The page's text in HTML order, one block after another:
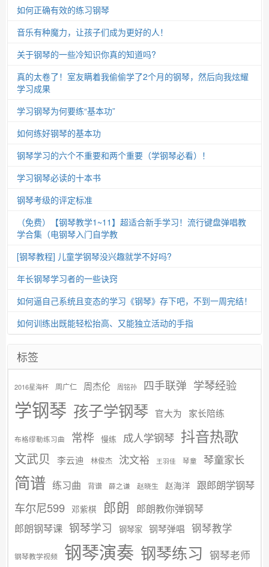
如何正确有效的练习钢琴
音乐有种魔力，让孩子们成为更好的人！
关于钢琴的一些冷知识你真的知道吗?
真的太卷了！室友瞒着我偷偷学了2个月的钢琴，然后向我炫耀
学习成果
学习钢琴为何要练“基本功”
如何练好钢琴的基本功
钢琴学习的六个不重要和两个重要（学钢琴必看）！
学习钢琴必读的十本书
钢琴考级的评定标准
（免费）【钢琴教学1~11】超适合新手学习！流行键盘弹唱教
学合集（电钢琴入门自学教
[钢琴教程] 儿童学钢琴没兴趣就学不好吗?
年长钢琴学习者的一些诀窍
如何逼自己系统且变态的学习《钢琴》存下吧，不到一周完结！
如何训练出既能轻松抬高、又能独立活动的手指
标签
2016星海杯 周广仁 周杰伦 周铭孙 四手联弹 学琴经验
学钢琴 孩子学钢琴 官大为 家长陪练
布格缪勒练习曲 常桦 慢练 成人学钢琴 抖音热歌
文武贝 李云迪 林俊杰 沈文裕 王羽佳 琴童 琴童家长
简谱 练习曲 背谱 薛之谦 赵晓生 赵海洋 跟郎朗学钢琴
车尔尼599 邓紫棋 郎朗 郎朗教你弹钢琴
郎朗钢琴课 钢琴学习 钢琴家 钢琴弹唱 钢琴教学
钢琴教学视频 钢琴演奏 钢琴练习 钢琴老师